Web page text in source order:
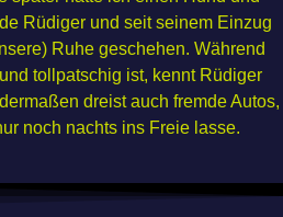
Rüdiger und seit seinem Einzug
Ruhe geschehen. Während
tollpatschig ist, kennt Rüdiger
dreist auch fremde Autos,
noch nachts ins Freie lasse.